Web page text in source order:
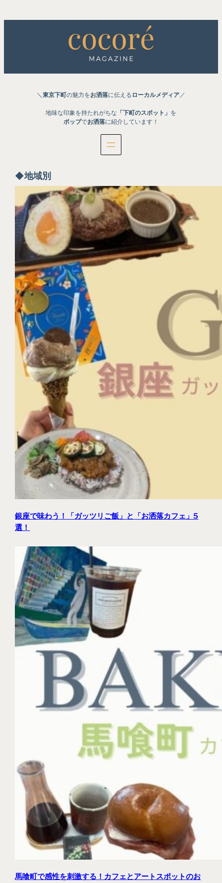
容
ッ
＼ 東京下町の魅力をお洒落に伝える ローカルメディア ／
地味な印象を持たれがちな 「下町のスポット」 を
ポップでお洒落に紹介しています！
◆地域別
銀座で味わう！「ガッツリご飯」と「お洒落カフェ」5
選！
馬喰町で感性を刺激する！カフェとアートスポットのお